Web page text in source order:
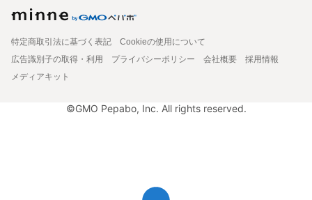
特定商取引法に基づく表記
Cookieの使用について
広告識別子の取得・利用
プライバシーポリシー 会社概要
採用情報
メディアキット
©GMO Pepabo, Inc. All rights reserved.